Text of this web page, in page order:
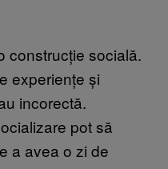
construcție socială.
experiențe și
incorectă.
pot să
a avea o zi de